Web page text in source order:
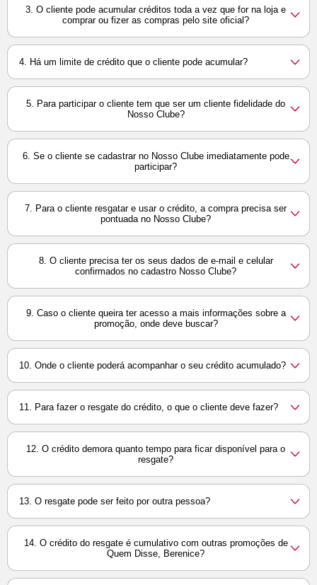
3. O cliente pode acumular créditos toda a vez que for na loja e
comprar ou fizer as compras pelo site oficial?
4. Há um limite de crédito que o cliente pode acumular?
5. Para participar o cliente tem que ser um cliente fidelidade do
Nosso Clube?
6. Se o cliente se cadastrar no Nosso Clube imediatamente pode
participar?
7. Para o cliente resgatar e usar o crédito, a compra precisa ser
pontuada no Nosso Clube?
8. O cliente precisa ter os seus dados de e-mail e celular
confirmados no cadastro Nosso Clube?
9. Caso o cliente queira ter acesso a mais informações sobre a
promoção, onde deve buscar?
10. Onde o cliente poderá acompanhar o seu crédito acumulado?
11. Para fazer o resgate do crédito, o que o cliente deve fazer?
12. O crédito demora quanto tempo para ficar disponível para o
resgate?
13. O resgate pode ser feito por outra pessoa?
14. O crédito do resgate é cumulativo com outras promoções de
Quem Disse, Berenice?